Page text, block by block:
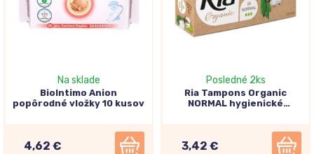
Na sklade
BioIntimo Anion
popôrodné vložky 10 kusov
4,62 €
Posledné 2ks
Ria Tampons Organic
NORMAL hygienické
3,42 €